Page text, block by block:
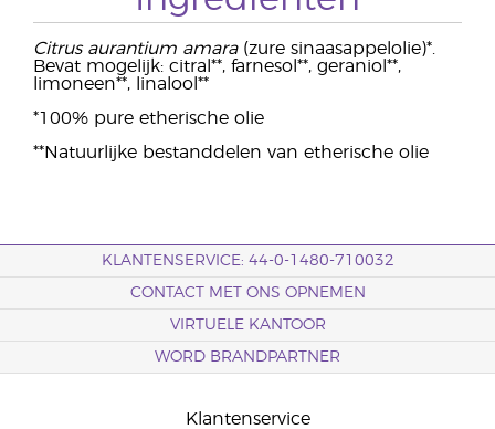
Citrus aurantium amara(zure sinaasappelolie)*.
Bevat mogelijk: citral**, farnesol**, geraniol**,
limoneen**, linalool**
*100% pure etherische olie
**Natuurlijke bestanddelen van etherische olie
KLANTENSERVICE: 44-0-1480-710032
CONTACT MET ONS OPNEMEN
VIRTUELE KANTOOR
WORD BRANDPARTNER
Klantenservice